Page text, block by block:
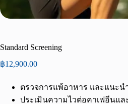
Standard Screening
฿12,900.00
ตรวจการแพ้อาหาร และแนะน
ประเมินความไวต่อคาเฟอีนแ